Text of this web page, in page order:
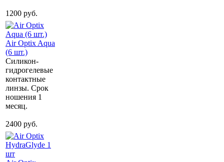
1200 руб.
Air Optix Aqua
(6 шт.)
Силикон-
гидрогелевые
контактные
линзы. Срок
ношения 1
месяц.
2400 руб.